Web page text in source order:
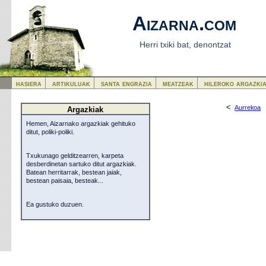
Aizarna.com
Herri txiki bat, denontzat
<Aurrekoa
Argazkiak
Hemen, Aizarnako argazkiak gehituko
ditut, poliki-poliki.
Txukunago gelditzearren, karpeta
desberdinetan sartuko ditut argazkiak.
Batean herritarrak, bestean jaiak,
bestean paisaia, besteak...
Ea gustuko duzuen.
hasiera artikuluak santa engrazia meatzeak hileroko